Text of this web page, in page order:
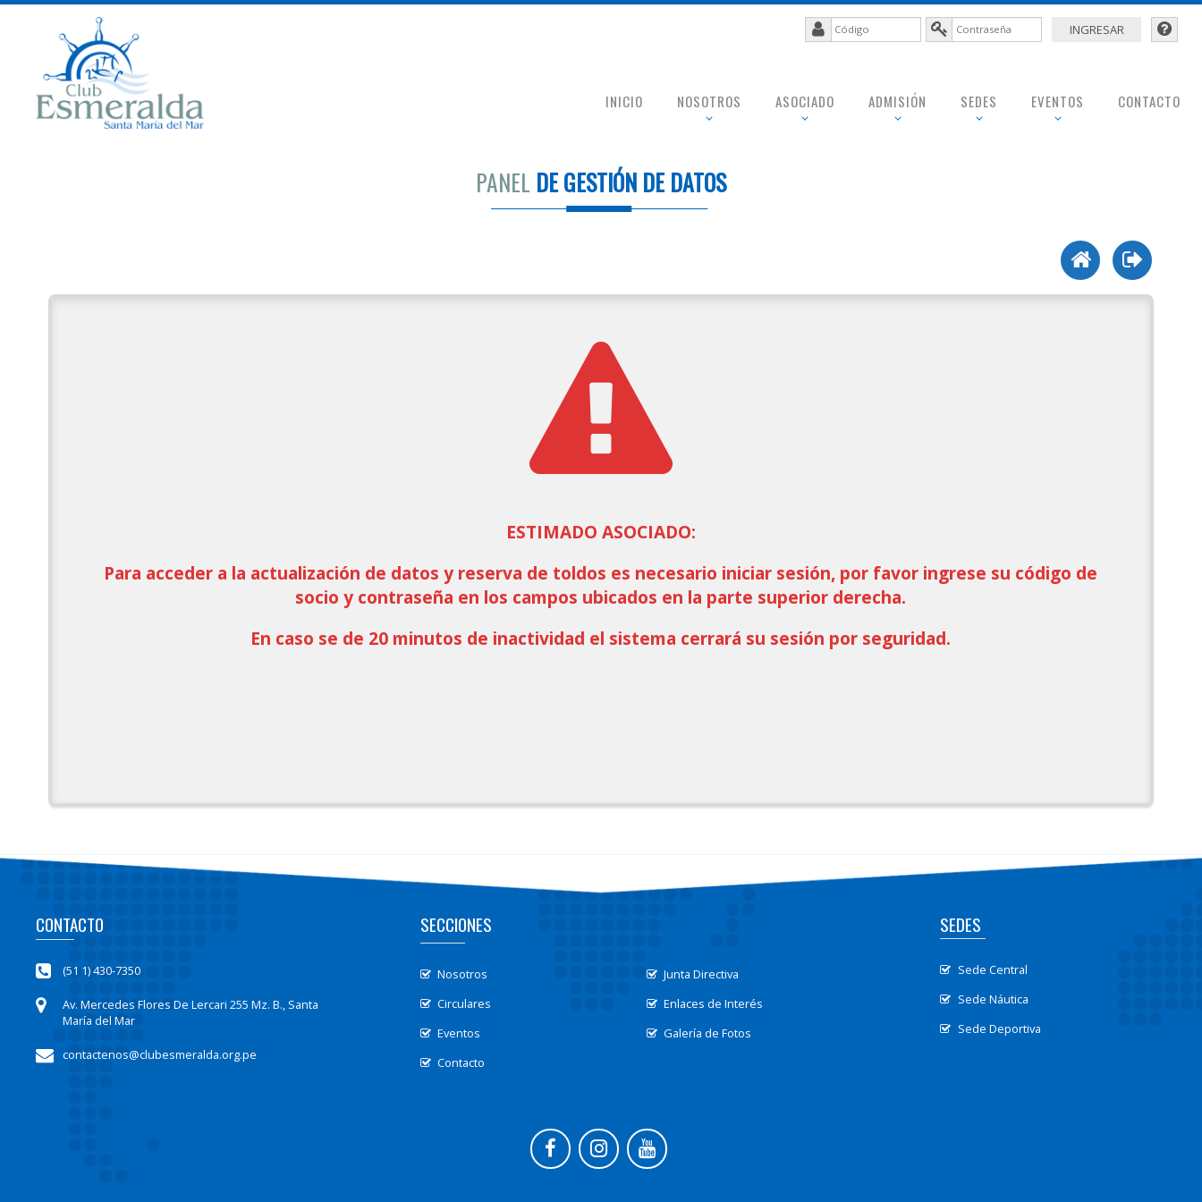
INICIO NOSOTROS ASOCIADO ADMISIÓN SEDES EVENTOS CONTACTO
PANEL DE GESTIÓN DE DATOS
ESTIMADO ASOCIADO:
Para acceder a la actualización de datos y reserva de toldos es necesario iniciar sesión, por favor ingrese su código de
socio y contraseña en los campos ubicados en la parte superior derecha.
En caso se de 20 minutos de inactividad el sistema cerrará su sesión por seguridad.
CONTACTO
(51 1) 430-7350
Av. Mercedes Flores De Lercari 255 Mz. B., Santa
María del Mar
contactenos@clubesmeralda.org.pe
SECCIONES
Nosotros
Junta Directiva
Circulares
Enlaces de Interés
Eventos
Galería de Fotos
Contacto
SEDES
Sede Central
Sede Náutica
Sede Deportiva